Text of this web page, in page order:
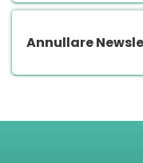
Annullare